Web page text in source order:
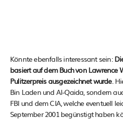
Könnte ebenfalls interessant sein:
basiert auf dem Buch von Lawrence
Pulitzerpreis ausgezeichnet wurde.
Bin Laden und Al-Qaida, sondern
FBI und dem CIA, welche eventuell
September 2001 begünstigt haben